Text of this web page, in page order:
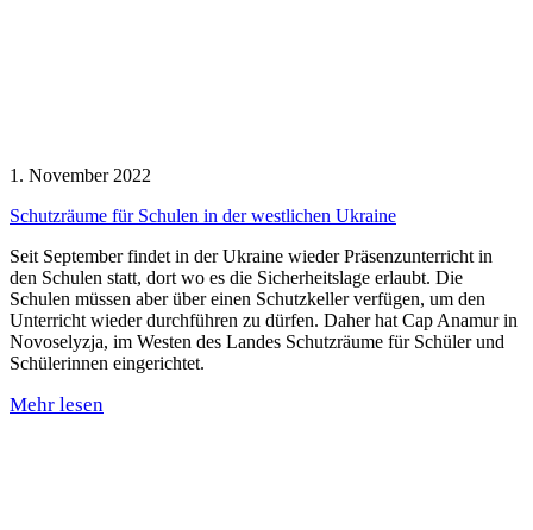
1. November 2022
Schutzräume für Schulen in der westlichen Ukraine
Seit September findet in der Ukraine wieder Präsenzunterricht in
den Schulen statt, dort wo es die Sicherheitslage erlaubt. Die
Schulen müssen aber über einen Schutzkeller verfügen, um den
Unterricht wieder durchführen zu dürfen. Daher hat Cap Anamur in
Novoselyzja, im Westen des Landes Schutzräume für Schüler und
Schülerinnen eingerichtet.
Mehr lesen